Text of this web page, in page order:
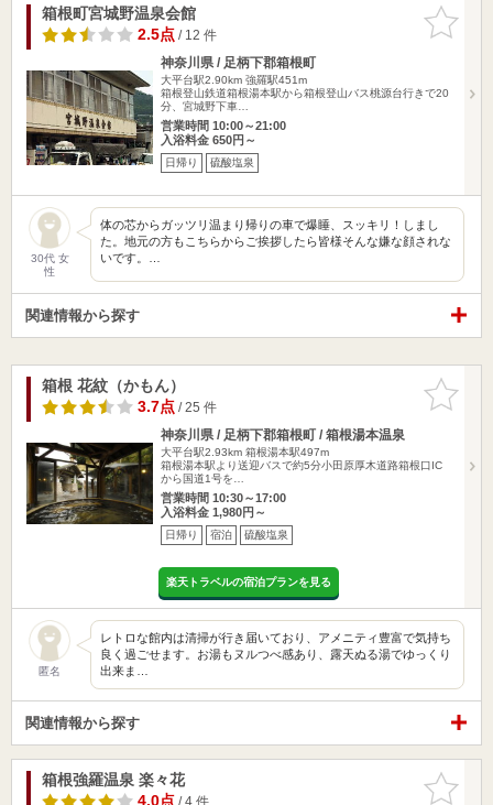
お気に入
りに追加
箱根町宮城野温泉会館
2.5点/ 12 件
神奈川県 / 足柄下郡箱根町
大平台駅2.90km 強羅駅451m
箱根登山鉄道箱根湯本駅から箱根登山バス桃源台行きで20
分、宮城野下車…
営業時間 10:00～21:00
入浴料金 650円～
日帰り 硫酸塩泉
30代 女
性
体の芯からガッツリ温まり帰りの車で爆睡、スッキリ！しまし
た。地元の方もこちらからご挨拶したら皆様そんな嫌な顔されな
いです。…
関連情報から探す
お気に入
りに追加
箱根 花紋（かもん）
3.7点/ 25 件
神奈川県 / 足柄下郡箱根町 / 箱根湯本温泉
大平台駅2.93km 箱根湯本駅497m
箱根湯本駅より送迎バスで約5分小田原厚木道路箱根口IC
から国道1号を…
営業時間 10:30～17:00
入浴料金 1,980円～
日帰り 宿泊 硫酸塩泉
楽天トラベルの宿泊プランを見る
匿名
レトロな館内は清掃が行き届いており、アメニティ豊富で気持ち
良く過ごせます。お湯もヌルつべ感あり、露天ぬる湯でゆっくり
出来ま…
関連情報から探す
お気に入
りに追加
箱根強羅温泉 楽々花
4.0点/ 4 件